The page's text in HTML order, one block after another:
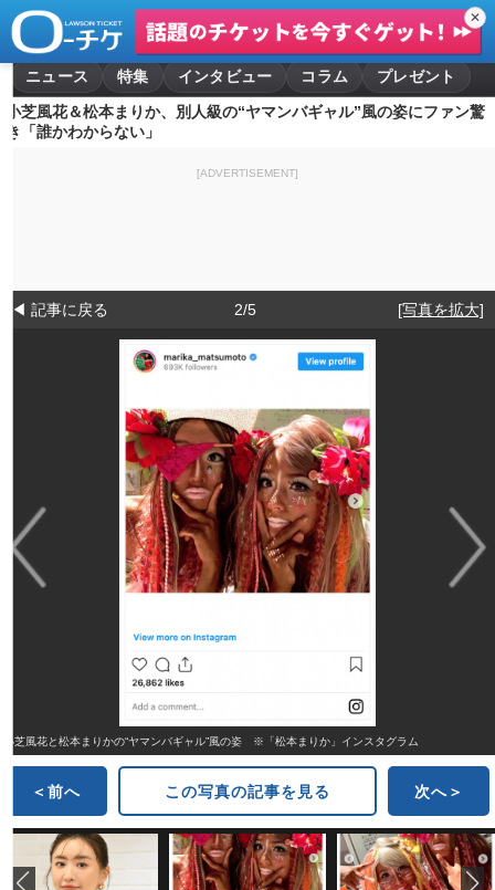
✕
ニュース 特集 インタビュー コラム
プレゼント
小芝風花＆松本まりか、別人級の“ヤマンバギャル”風の姿にファン驚
き「誰かわからない」
[ADVERTISEMENT]
◀ 記事に戻る 2/5 [写真を拡大]
小芝風花と松本まりかの“ヤマンバギャル”風の姿 ※「松本まりか」インスタグラム
＜前へ この写真の記事を見る 次へ＞